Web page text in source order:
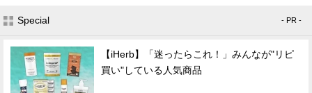
Special - PR -
【iHerb】「迷ったらこれ！」みんなが"リピ
買い"している人気商品